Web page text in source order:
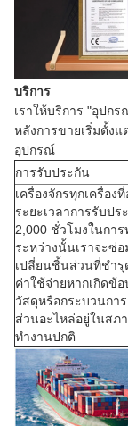
บริการ
เราให้บริการ "อุปก
หลังการขายเริ่มตั้ง
อุปกรณ์
การรับประกัน
เครื่องจักรทุกเครื่อง
ระยะเวลาการรับป
2,000 ชั่วโมงในกา
ระหว่างนั้นเราจะซ่
เปลี่ยนชิ้นส่วนที่ชำรุ
ค่าใช้จ่ายหากเกิดข้อ
วัสดุหรือกระบวนกา
ส่วนอะไหล่อยู่ในสภ
ทำงานปกติ